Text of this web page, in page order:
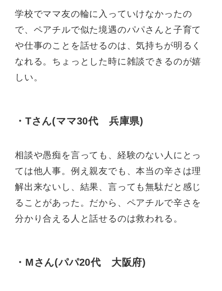
学校でママ友の輪に入っていけなかったの
で、ペアチルで似た境遇のパパさんと子育て
や仕事のことを話せるのは、気持ちが明るく
なれる。ちょっとした時に雑談できるのが嬉
しい。
・Tさん(ママ30代 兵庫県)
相談や愚痴を言っても、経験のない人にとっ
ては他人事。例え親友でも、本当の辛さは理
解出来ないし、結果、言っても無駄だと感じ
ることがあった。だから、ペアチルで辛さを
分かり合える人と話せるのは救われる。
・Mさん(パパ20代 大阪府)